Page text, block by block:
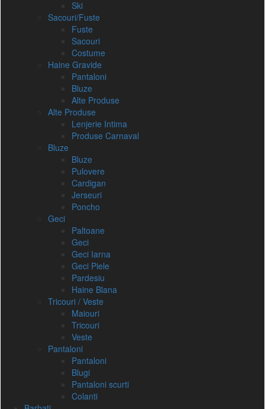
Ski
Sacouri/Fuste
Fuste
Sacouri
Costume
Haine Gravide
Pantaloni
Bluze
Alte Produse
Alte Produse
Lenjerie Intima
Produse Carnaval
Bluze
Bluze
Pulovere
Cardigan
Jerseuri
Poncho
Geci
Paltoane
Geci
Geci Iarna
Geci Piele
Pardesiu
Haine Blana
Tricouri / Veste
Maiouri
Tricouri
Veste
Pantaloni
Pantaloni
Blugi
Pantaloni scurti
Colanti